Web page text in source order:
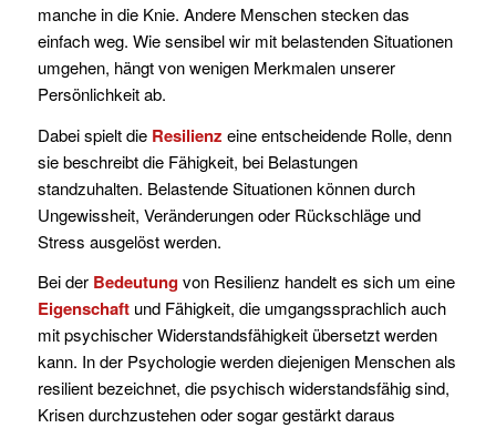
manche in die Knie. Andere Menschen stecken das
einfach weg. Wie sensibel wir mit belastenden Situationen
umgehen, hängt von wenigen Merkmalen unserer
Persönlichkeit ab.
Dabei spielt die Resilienz eine entscheidende Rolle, denn
sie beschreibt die Fähigkeit, bei Belastungen
standzuhalten. Belastende Situationen können durch
Ungewissheit, Veränderungen oder Rückschläge und
Stress ausgelöst werden.
Bei der Bedeutungvon Resilienz handelt es sich um eine
Eigenschaftund Fähigkeit, die umgangssprachlich auch
mit psychischer Widerstandsfähigkeit übersetzt werden
kann. In der Psychologie werden diejenigen Menschen als
resilient bezeichnet, die psychisch widerstandsfähig sind,
Krisen durchzustehen oder sogar gestärkt daraus